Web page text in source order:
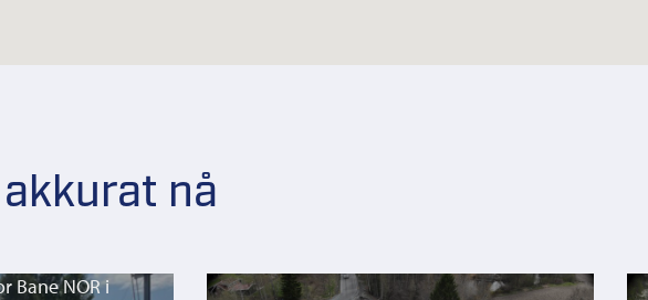
nå
Bane NOR i